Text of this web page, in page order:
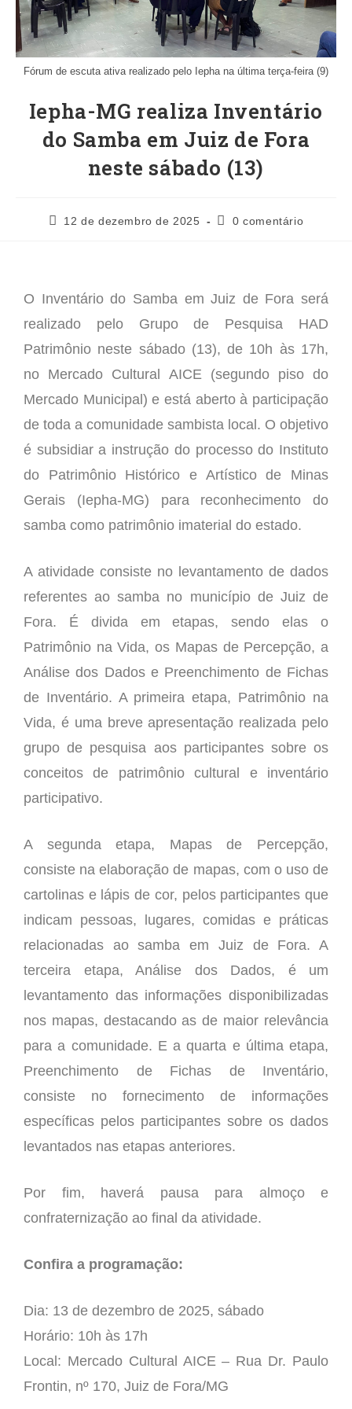
Fórum de escuta ativa realizado pelo Iepha na última terça-feira (9)
Iepha-MG realiza Inventário
do Samba em Juiz de Fora
neste sábado (13)
12 de dezembro de 2025 0 comentário
O Inventário do Samba em Juiz de Fora será
realizado pelo Grupo de Pesquisa HAD
Patrimônio neste sábado (13), de 10h às 17h,
no Mercado Cultural AICE (segundo piso do
Mercado Municipal) e está aberto à participação
de toda a comunidade sambista local. O objetivo
é subsidiar a instrução do processo do Instituto
do Patrimônio Histórico e Artístico de Minas
Gerais (Iepha-MG) para reconhecimento do
samba como patrimônio imaterial do estado.
A atividade consiste no levantamento de dados
referentes ao samba no município de Juiz de
Fora. É divida em etapas, sendo elas o
Patrimônio na Vida, os Mapas de Percepção, a
Análise dos Dados e Preenchimento de Fichas
de Inventário. A primeira etapa, Patrimônio na
Vida, é uma breve apresentação realizada pelo
grupo de pesquisa aos participantes sobre os
conceitos de patrimônio cultural e inventário
participativo.
A segunda etapa, Mapas de Percepção,
consiste na elaboração de mapas, com o uso de
cartolinas e lápis de cor, pelos participantes que
indicam pessoas, lugares, comidas e práticas
relacionadas ao samba em Juiz de Fora. A
terceira etapa, Análise dos Dados, é um
levantamento das informações disponibilizadas
nos mapas, destacando as de maior relevância
para a comunidade. E a quarta e última etapa,
Preenchimento de Fichas de Inventário,
consiste no fornecimento de informações
específicas pelos participantes sobre os dados
levantados nas etapas anteriores.
Por fim, haverá pausa para almoço e
confraternização ao final da atividade.
Confira a programação:
Dia: 13 de dezembro de 2025, sábado
Horário: 10h às 17h
Local: Mercado Cultural AICE – Rua Dr. Paulo
Frontin, nº 170, Juiz de Fora/MG